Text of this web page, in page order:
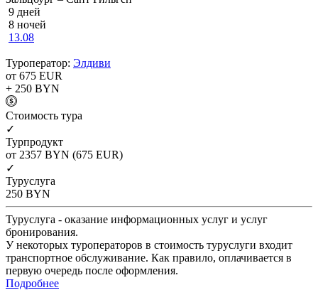
9 дней
8 ночей
13.08
Туроператор: Элдиви
от 675 EUR
+ 250 BYN
Cтоимость тура
✓
Турпродукт
от 2357 BYN (675 EUR)
✓
Туруслуга
250 BYN
Туруслуга - оказание информационных услуг и услуг
бронирования.
У некоторых туроператоров в стоимость туруслуги входит
транспортное обслуживание. Как правило, оплачивается в
первую очередь после оформления.
Подробнее